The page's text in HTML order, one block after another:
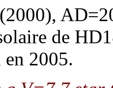
de
2005.